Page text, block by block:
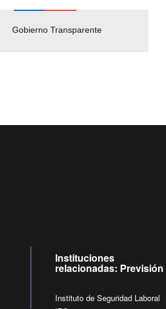
Gobierno Transparente
Instituciones
relacionadas: Previsión
Instituto de Seguridad Laboral